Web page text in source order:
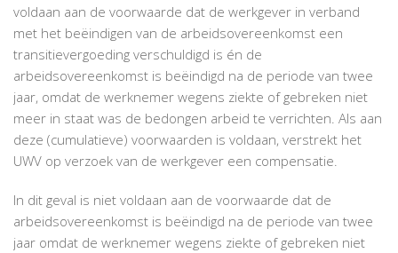
voldaan aan de voorwaarde dat de werkgever in verband
met het beëindigen van de arbeidsovereenkomst een
transitievergoeding verschuldigd is én de
arbeidsovereenkomst is beëindigd na de periode van twee
jaar, omdat de werknemer wegens ziekte of gebreken niet
meer in staat was de bedongen arbeid te verrichten. Als aan
deze (cumulatieve) voorwaarden is voldaan, verstrekt het
UWV op verzoek van de werkgever een compensatie.
In dit geval is niet voldaan aan de voorwaarde dat de
arbeidsovereenkomst is beëindigd na de periode van twee
jaar omdat de werknemer wegens ziekte of gebreken niet